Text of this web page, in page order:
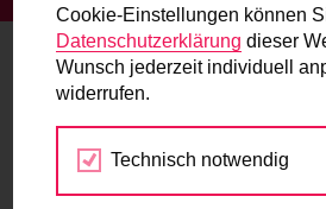
Mit dem Fahrrad in Wien
beste Route.
Wunschbox
Sie haben ein Anliegen zum
Radeln
Aug
Cookie-Einstellungen können
Datenschutzerklärung dieser
Wunsch jederzeit individuell
widerrufen.
Technisch notwendig